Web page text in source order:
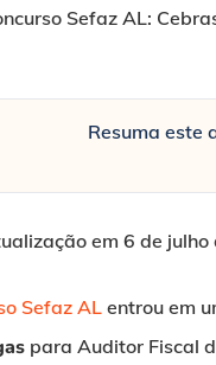
Sefaz AL:
Resuma este
em 6 de julho
Sefaz AL entrou em
para Auditor Fiscal